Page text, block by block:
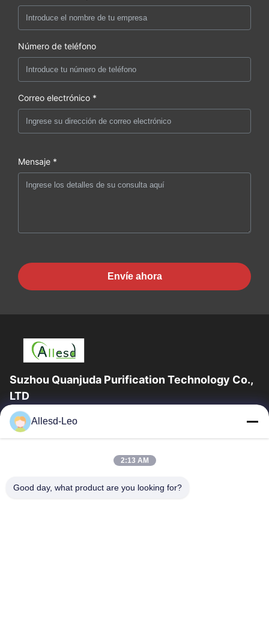
Número de teléfono
Correo electrónico *
Mensaje *
Envíe ahora
Suzhou Quanjuda Purification Technology Co.,
LTD
la experiencia 16years, como fabricante y un exportador
principales de ESD y los productos del recinto limpio,
Hogar
Productos
Allesd-Leo
2:13 AM
Good day, what product are you looking for?